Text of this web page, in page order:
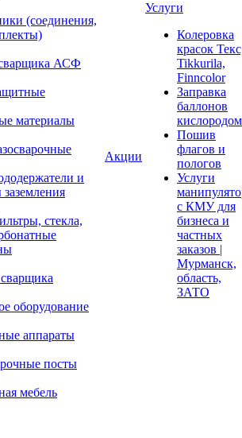
(соединения,
АСФ
материалы
и
стекла,
оборудование
аппараты
посты
мебель
Акции
Услуги
Колеровка
красок
Tikkurila,
Finncolor
Заправка
баллонов
кислородом
Пошив
флагов и
пологов
Услуги
с КМУ для
бизнеса и
частных
заказов |
Мурманск,
область,
ЗАТО